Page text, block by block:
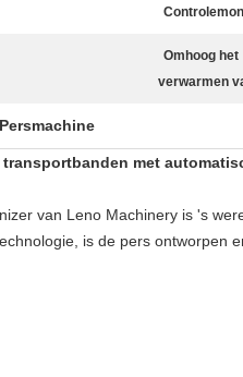
Omhoog het
verwarmen
met
van Leno Machinery is 's
is de pers ontworpen